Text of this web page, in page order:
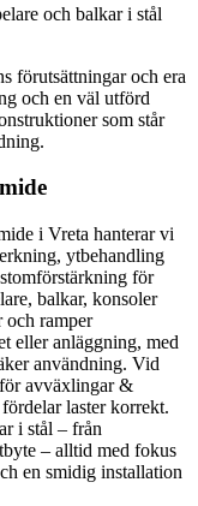
och balkar i stål
förutsättningar och era
och en väl utförd
som står
i Vreta hanterar vi
ytbehandling
för
balkar, konsoler
och ramper
eller anläggning, med
användning. Vid
avväxlingar &
laster korrekt.
i stål – från
– alltid med fokus
en smidig installation